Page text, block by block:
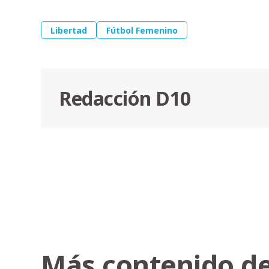
Libertad Fútbol Femenino
Redacción D10